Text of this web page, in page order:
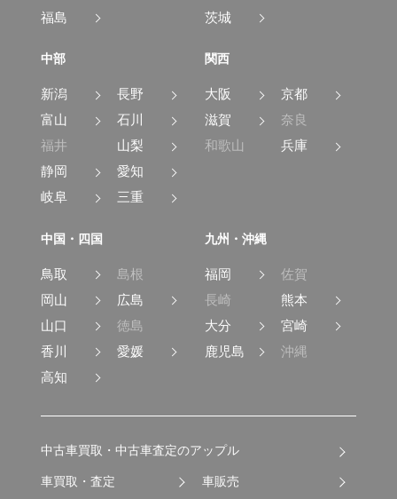
福島
茨城
中部
新潟
長野
富山
石川
福井
山梨
静岡
愛知
岐阜
三重
関西
大阪
京都
滋賀
奈良
和歌山
兵庫
中国・四国
鳥取
島根
岡山
広島
山口
徳島
香川
愛媛
高知
九州・沖縄
福岡
佐賀
長崎
熊本
大分
宮崎
鹿児島
沖縄
中古車買取・中古車査定のアップル
車買取・査定 車販売